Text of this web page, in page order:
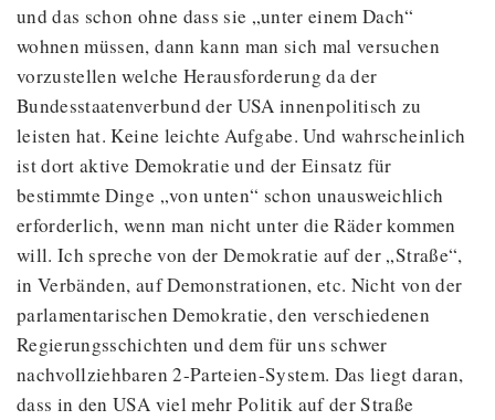
und das schon ohne dass sie „unter einem Dach“
wohnen müssen, dann kann man sich mal versuchen
vorzustellen welche Herausforderung da der
Bundesstaatenverbund der USA innenpolitisch zu
leisten hat. Keine leichte Aufgabe. Und wahrscheinlich
ist dort aktive Demokratie und der Einsatz für
bestimmte Dinge „von unten“ schon unausweichlich
erforderlich, wenn man nicht unter die Räder kommen
will. Ich spreche von der Demokratie auf der „Straße“,
in Verbänden, auf Demonstrationen, etc. Nicht von der
parlamentarischen Demokratie, den verschiedenen
Regierungsschichten und dem für uns schwer
nachvollziehbaren 2-Parteien-System. Das liegt daran,
dass in den USA viel mehr Politik auf der Straße